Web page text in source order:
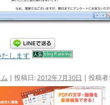
します
| 投稿日: 2012年7月30日 | 投稿者: